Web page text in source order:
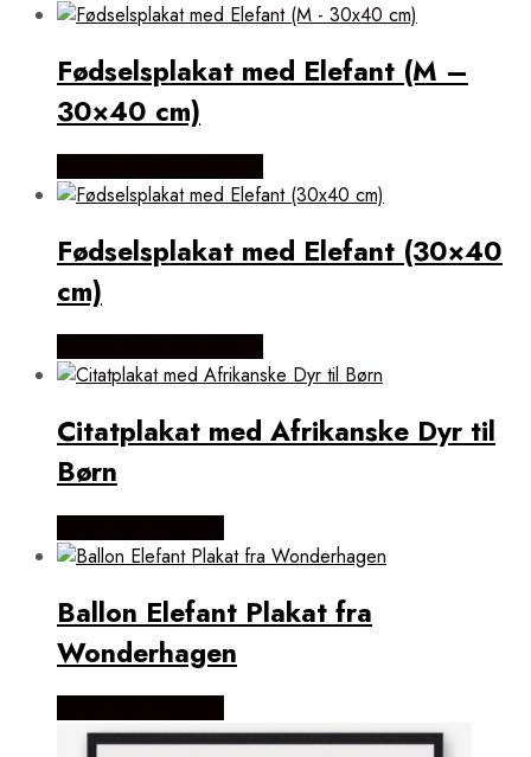
Fødselsplakat med Elefant (M –
30×40 cm)
Fødselsplakat med Elefant (30×40
cm)
Citatplakat med Afrikanske Dyr til
Børn
Ballon Elefant Plakat fra
Wonderhagen